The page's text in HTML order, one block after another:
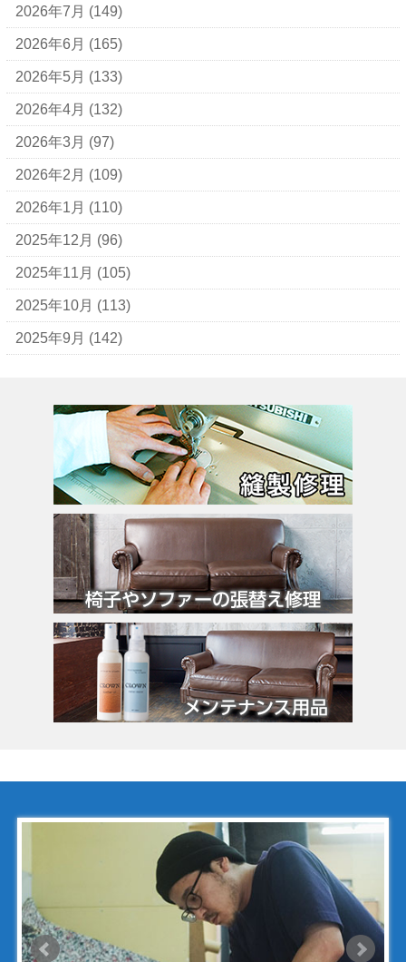
BALLY
ＵＧＧ
アナスイ
アニエスベー
アルマーニ
アレン・エドモンズ
アンナ モリナーリ
イブ・サンローラン
ヴェロ・キーオ
ウンガロ
エヴー
カルティエ
カンペール
ギ・ラロッシュ
グッチ
クロエ
クロコラックス
クロムハーツ
コーチ
コールハーン
ゴヤール
ジェニュイン・レザー
ジミーチュウ
ジャックゴム
2026年7月 (149)
2026年6月 (165)
2026年5月 (133)
2026年4月 (132)
2026年3月 (97)
2026年2月 (109)
2026年1月 (110)
2025年12月 (96)
2025年11月 (105)
2025年10月 (113)
2025年9月 (142)